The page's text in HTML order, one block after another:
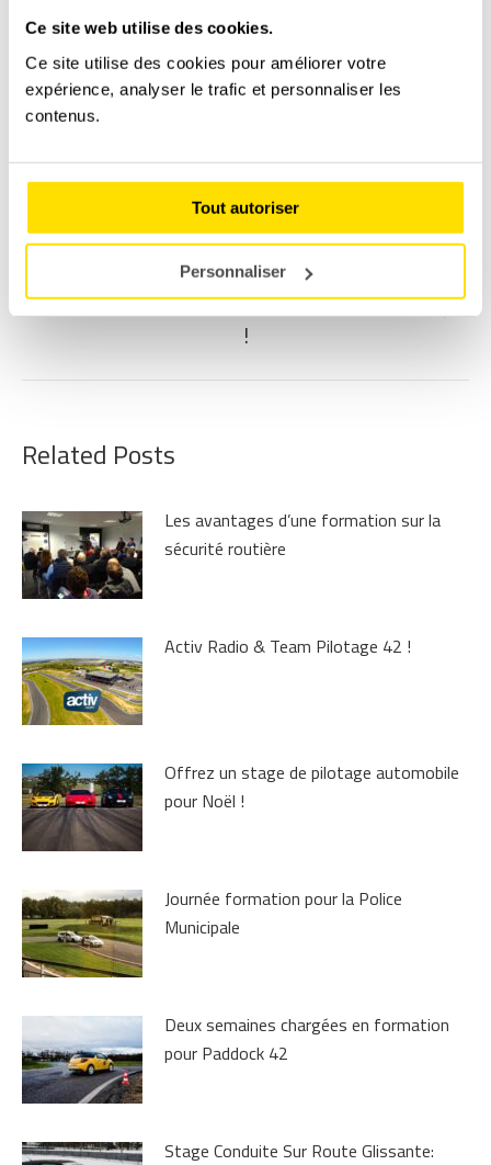
Ce site web utilise des cookies.
Ce site utilise des cookies pour améliorer votre
expérience, analyser le trafic et personnaliser les
contenus.
Tout autoriser
Personnaliser
Catégorie :Formation ParJulien LAYRAL
NAVIGATION
Article
précédent
:
Pourquoi offrir un baptême de pilotage pour
Noël ?
SUIVANT
Article
suivant
Offre un stage de pilotage pour la Saint-Valentin
!
Related Posts
Les avantages d’une formation sur la
sécurité routière
Activ Radio & Team Pilotage 42 !
Offrez un stage de pilotage automobile
pour Noël !
Journée formation pour la Police
Municipale
Deux semaines chargées en formation
pour Paddock 42
Stage Conduite Sur Route Glissante: